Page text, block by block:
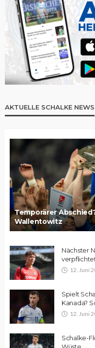
AKTUELLE SCHALKE NEWS
Temporärer
Wallentowitz
Nächster
12. Juni
Spielt
Kanada?
12. Juni
Schalke-